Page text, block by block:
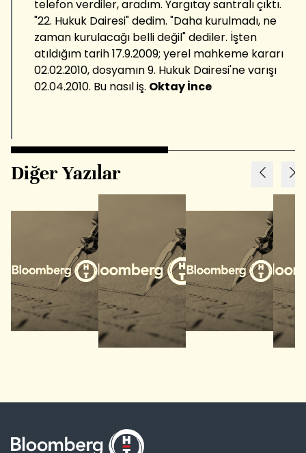
telefon verdiler, aradım. Yargıtay santralı çıktı.
"22. Hukuk Dairesi" dedim. "Daha kurulmadı, ne
zaman kurulacağı belli değil" dediler. İşten
atıldığım tarih 17.9.2009; yerel mahkeme kararı
02.02.2010, dosyamın 9. Hukuk Dairesi'ne varışı
02.04.2010. Bu nasıl iş. Oktay İnce
Diğer Yazılar